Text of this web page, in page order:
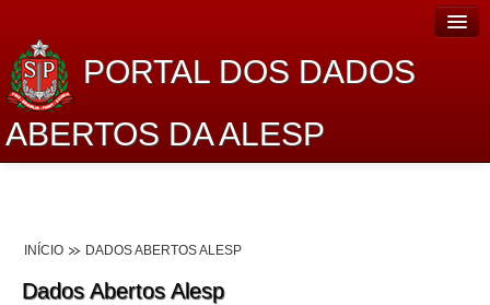
PORTAL DOS DADOS
ABERTOS DA ALESP
INÍCIO DADOS ABERTOS ALESP
Dados Abertos Alesp